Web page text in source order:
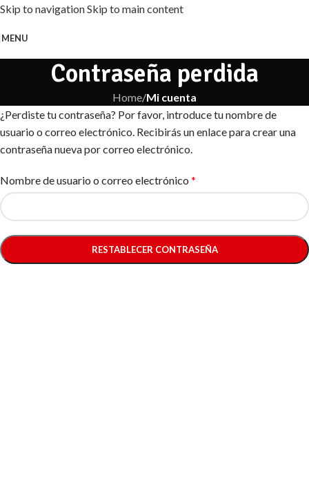
Skip to navigationSkip to main content
MENU
Contraseña perdida
Home/Mi cuenta
¿Perdiste tu contraseña? Por favor, introduce tu nombre de
usuario o correo electrónico. Recibirás un enlace para crear una
contraseña nueva por correo electrónico.
Nombre de usuario o correo electrónico *
RESTABLECER CONTRASEÑA